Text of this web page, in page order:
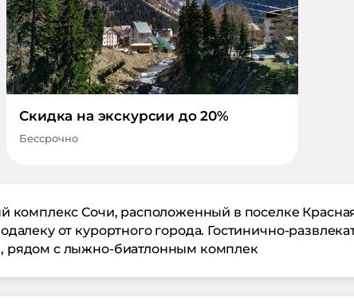
Скидка на экскурсии до 20%
Бессрочно
комплекс Сочи, расположенный в поселке
от курортного города. Гостинично-
рядом с лыжно-биатлонным комплек